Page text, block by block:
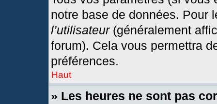
notre base de données. Pour
l’utilisateur(généralement
forum). Cela vous permettra
préférences.
Haut
» Les heures ne sont pas